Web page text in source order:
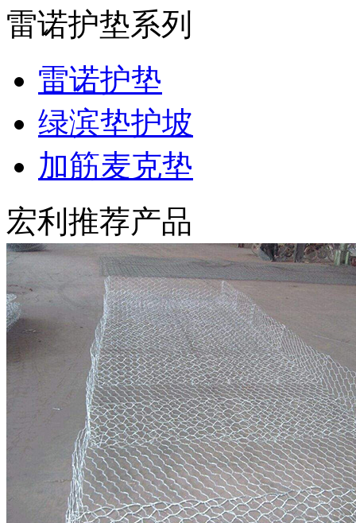
雷诺护垫系列
雷诺护垫
绿滨垫护坡
加筋麦克垫
宏利推荐产品